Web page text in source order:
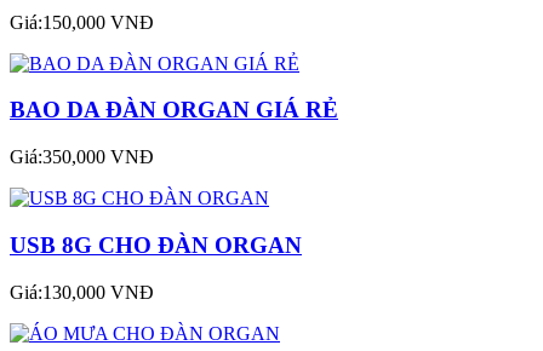
Giá:150,000 VNĐ
BAO DA ĐÀN ORGAN GIÁ RẺ
Giá:350,000 VNĐ
USB 8G CHO ĐÀN ORGAN
Giá:130,000 VNĐ